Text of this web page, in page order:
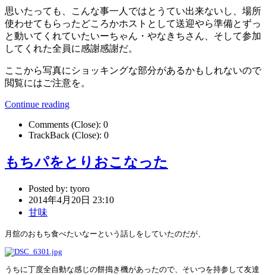
思いたっても、こんな事一人ではとうてい出来ないし、場所
使わせてもらったどころかホストとして送迎やら準備とずっ
と動いてくれていたいーちゃん・やなきちさん、そして参加
してくれた全員に感謝感謝だ。
ここから写真にショッキングな部分があるかもしれないので
閲覧にはご注意を。
Continue reading
Comments (Close): 0
TrackBack (Close): 0
もちパをとりおこなった
Posted by: tyoro
2014年4月20日 23:10
甘味
月舘のおもち食べたいなーという話しをしていたのだが、
うちに丁度全自動な感じの餅搗き機があったので、そいつを持参して友達